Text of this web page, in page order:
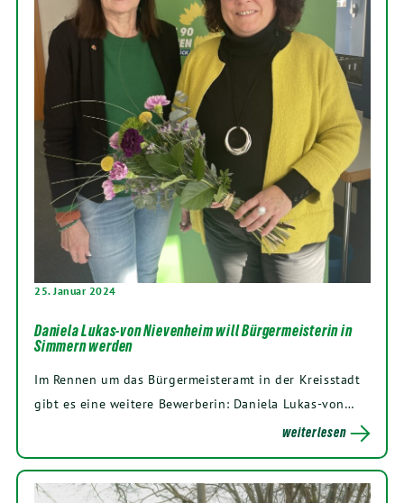
25. Januar 2024
Daniela Lukas-von Nievenheim will Bürgermeisterin in
Simmern werden
Im Rennen um das Bürgermeisteramt in der Kreisstadt
gibt es eine weitere Bewerberin: Daniela Lukas-von…
weiterlesen